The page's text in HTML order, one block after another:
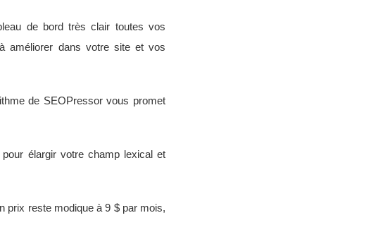
de bord très clair toutes vos
améliorer dans votre site et vos
de SEOPressor vous promet
élargir votre champ lexical et
prix reste modique à 9 $ par mois,